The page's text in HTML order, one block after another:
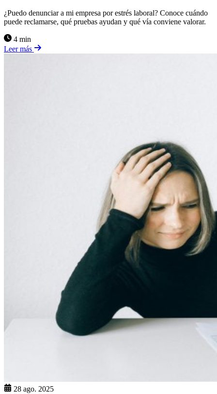
¿Puedo denunciar a mi empresa por estrés laboral? Conoce cuándo
puede reclamarse, qué pruebas ayudan y qué vía conviene valorar.
4 min
Leer más
28 ago. 2025